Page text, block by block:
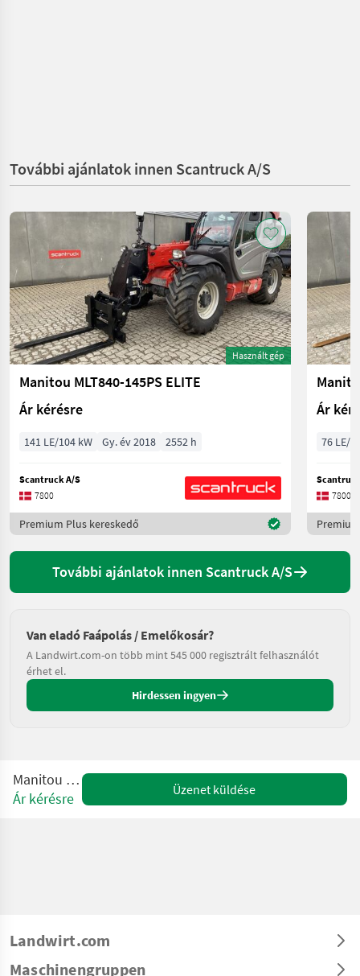
További ajánlatok innen Scantruck A/S
Használt gép
Manitou MLT840-145PS ELITE
Ár kérésre
141 LE/104 kW Gy. év 2018 2552 h
Scantruck A/S
7800
Premium Plus kereskedő
Ár
76 LE/
7800
További ajánlatok innen Scantruck A/S
Van eladó Faápolás / Emelőkosár?
A Landwirt.com-on több mint 545 000 regisztrált felhasználót
érhet el.
Hirdessen ingyen
Manitou 280TJ
Ár kérésre
Üzenet küldése
Landwirt.com
Maschinengruppen